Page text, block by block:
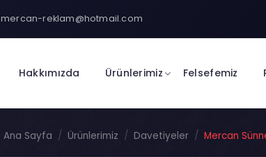
mercan-reklam@hotmail.com
Hakkımızda Ürünlerimiz Felsefemiz
Ana Sayfa Ürünlerimiz Davetiyeler Mercan